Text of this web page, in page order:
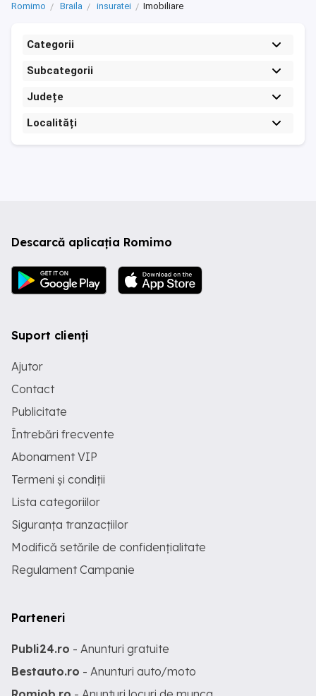
Romimo Braila insuratei Imobiliare
Categorii
Subcategorii
Județe
Localități
Descarcă aplicația Romimo
Suport clienți
Ajutor
Contact
Publicitate
Întrebări frecvente
Abonament VIP
Termeni și condiții
Lista categoriilor
Siguranța tranzacțiilor
Modifică setările de confidențialitate
Regulament Campanie
Parteneri
Publi24.ro - Anunturi gratuite
Bestauto.ro - Anunturi auto/moto